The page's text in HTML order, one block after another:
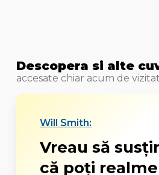
Descopera si alte
accesate chiar acum de
Will Smith:
Vreau să
că poţi